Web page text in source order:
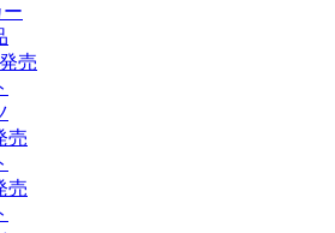
ー
売
売
売